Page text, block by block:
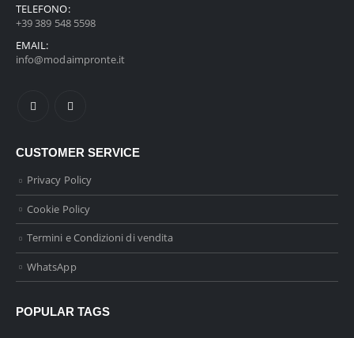
TELEFONO:
+39 389 548 5598
EMAIL:
info@modaimpronte.it
CUSTOMER SERVICE
Privacy Policy
Cookie Policy
Termini e Condizioni di vendita
WhatsApp
POPULAR TAGS